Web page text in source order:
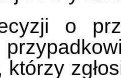
o
którzy